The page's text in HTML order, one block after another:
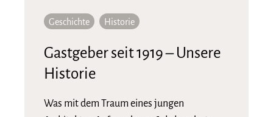
Geschichte Historie
Gastgeber seit 1919 – Unsere
Historie
Was mit dem Traum eines jungen